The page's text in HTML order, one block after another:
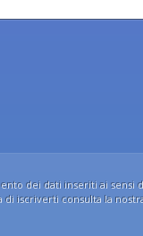
dei dati inseriti ai sensi
di iscriverti consulta la